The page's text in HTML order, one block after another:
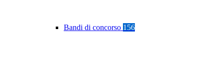
Bandi di concorso 156